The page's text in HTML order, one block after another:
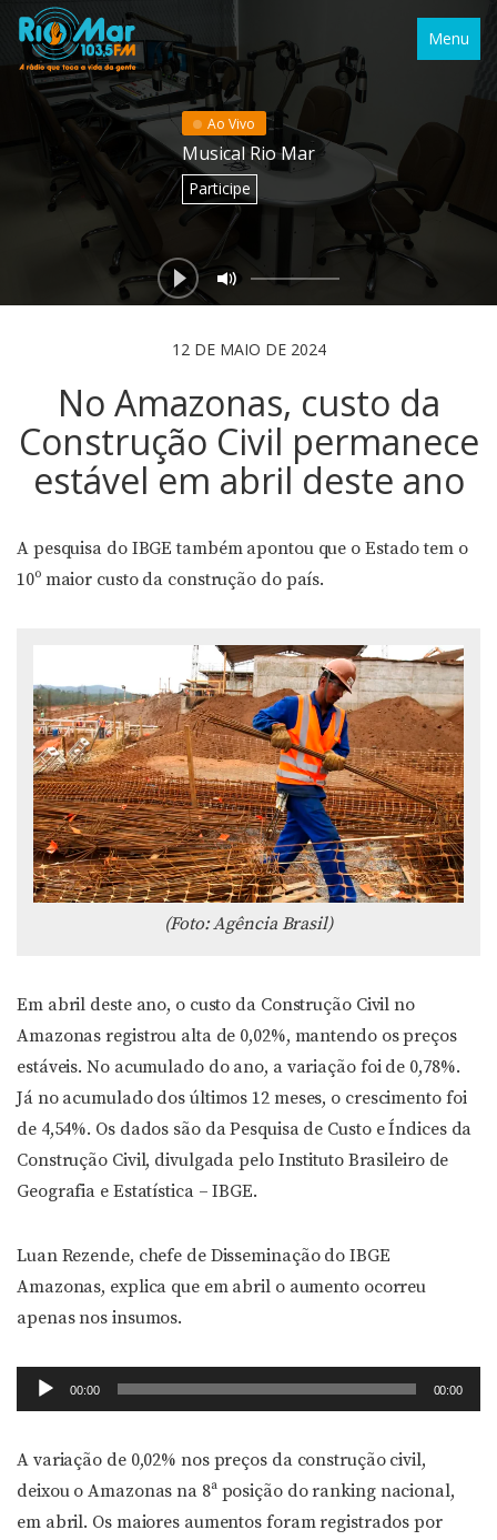
Menu
Ao Vivo
Musical Rio Mar
Participe
12 DE MAIO DE 2024
No Amazonas, custo da
Construção Civil permanece
estável em abril deste ano
A pesquisa do IBGE também apontou que o Estado tem o
10º maior custo da construção do país.
(Foto: Agência Brasil)
Em abril deste ano, o custo da Construção Civil no
Amazonas registrou alta de 0,02%, mantendo os preços
estáveis. No acumulado do ano, a variação foi de 0,78%.
Já no acumulado dos últimos 12 meses, o crescimento foi
de 4,54%. Os dados são da Pesquisa de Custo e Índices da
Construção Civil, divulgada pelo Instituto Brasileiro de
Geografia e Estatística – IBGE.
Luan Rezende, chefe de Disseminação do IBGE
Amazonas, explica que em abril o aumento ocorreu
apenas nos insumos.
Tocador
de
00:00 00:00
A variação de 0,02% nos preços da construção civil,
deixou o Amazonas na 8ª posição do ranking nacional,
em abril. Os maiores aumentos foram registrados por